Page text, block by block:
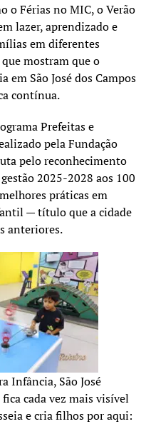
o Férias no MIC, o Verão
lazer, aprendizado e
em diferentes
mostram que o
São José dos Campos
contínua.
Prefeitas e
pela Fundação
pelo reconhecimento
2025-2028 aos 100
práticas em
— título que a cidade
anteriores.
Infância, São José
cada vez mais visível
e cria filhos por aqui: